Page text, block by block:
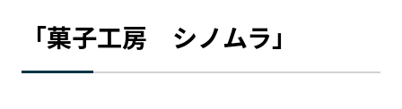
「菓子工房 シノムラ」